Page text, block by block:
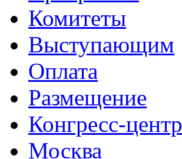
Комитеты
Выступающим
Оплата
Размещение
Конгресс-центр
Москва